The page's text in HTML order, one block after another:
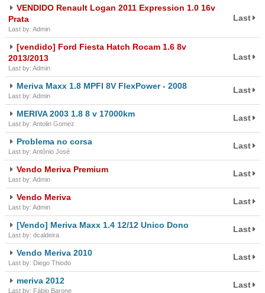
VENDIDO Renault Logan 2011 Expression 1.0 16v
Prata
Last by: Admin
Last
[vendido] Ford Fiesta Hatch Rocam 1.6 8v
2013/2013
Last by: Admin
Last
Meriva Maxx 1.8 MPFI 8V FlexPower - 2008
Last by: Admin
Last
MERIVA 2003 1.8 8 v 17000km
Last by: Antolin Gomez
Last
Problema no corsa
Last by: Antônio José
Last
Vendo Meriva Premium
Last by: Admin
Last
Vendo Meriva
Last by: Admin
Last
[Vendo] Meriva Maxx 1.4 12/12 Unico Dono
Last by: dcaldeira
Last
Vendo Meriva 2010
Last by: Diego Thiodo
Last
meriva 2012
Last by: Fábio Barone
Last